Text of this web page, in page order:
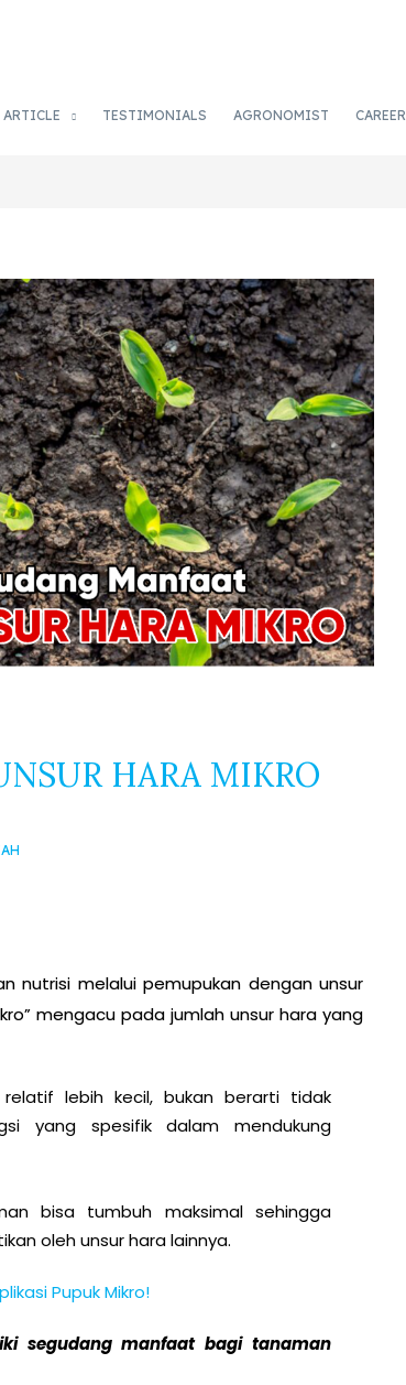
ARTICLE TESTIMONIALS AGRONOMIST CAREER
HARA MIKRO
nutrisi melalui pemupukan dengan unsur
mengacu pada jumlah unsur hara yang
lebih kecil, bukan berarti tidak
yang spesifik dalam mendukung
bisa tumbuh maksimal sehingga
oleh unsur hara lainnya.
Pupuk Mikro!
segudang manfaat bagi tanaman